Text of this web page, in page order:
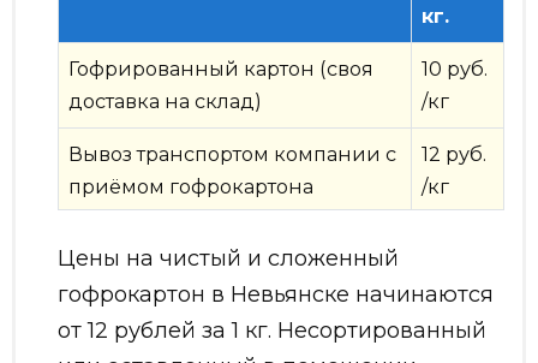
кг.
Гофрированный картон (своя
доставка на склад)
10 руб.
/кг
Вывоз транспортом компании с
приёмом гофрокартона
12 руб.
/кг
Цены на чистый и сложенный
гофрокартон в Невьянске начинаются
от 12 рублей за 1 кг. Несортированный